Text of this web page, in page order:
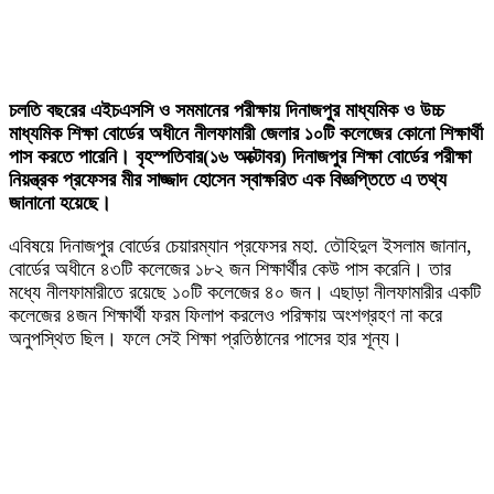
চলতি বছরের এইচএসসি ও সমমানের পরীক্ষায় দিনাজপুর মাধ্যমিক ও উচ্চ
মাধ্যমিক শিক্ষা বোর্ডের অধীনে নীলফামারী জেলার ১০টি কলেজের কোনো শিক্ষার্থী
পাস করতে পারেনি। বৃহস্পতিবার(১৬ অক্টোবর) দিনাজপুর শিক্ষা বোর্ডের পরীক্ষা
নিয়ন্ত্রক প্রফেসর মীর সাজ্জাদ হোসেন স্বাক্ষরিত এক বিজ্ঞপ্তিতে এ তথ্য
জানানো হয়েছে।
এবিষয়ে দিনাজপুর বোর্ডের চেয়ারম্যান প্রফেসর মহা. তৌহিদুল ইসলাম জানান,
বোর্ডের অধীনে ৪৩টি কলেজের ১৮২ জন শিক্ষার্থীর কেউ পাস করেনি। তার
মধ্যে নীলফামারীতে রয়েছে ১০টি কলেজের ৪০ জন। এছাড়া নীলফামারীর একটি
কলেজের ৪জন শিক্ষার্থী ফরম ফিলাপ করলেও পরিক্ষায় অংশগ্রহণ না করে
অনুপস্থিত ছিল। ফলে সেই শিক্ষা প্রতিষ্ঠানের পাসের হার শূন্য।